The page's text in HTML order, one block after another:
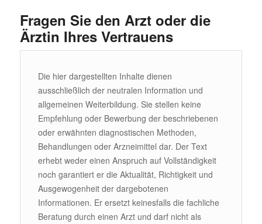
Fragen Sie den Arzt oder die
Ärztin Ihres Vertrauens
Die hier dargestellten Inhalte dienen
ausschließlich der neutralen Information und
allgemeinen Weiterbildung. Sie stellen keine
Empfehlung oder Bewerbung der beschriebenen
oder erwähnten diagnostischen Methoden,
Behandlungen oder Arzneimittel dar. Der Text
erhebt weder einen Anspruch auf Vollständigkeit
noch garantiert er die Aktualität, Richtigkeit und
Ausgewogenheit der dargebotenen
Informationen. Er ersetzt keinesfalls die fachliche
Beratung durch einen Arzt und darf nicht als